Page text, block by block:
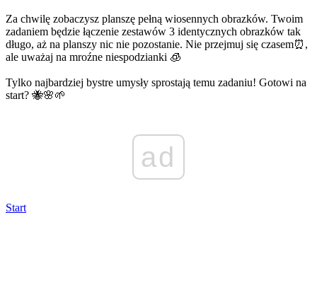
Za chwilę zobaczysz planszę pełną wiosennych obrazków. Twoim
zadaniem będzie łączenie zestawów 3 identycznych obrazków tak
długo, aż na planszy nic nie pozostanie. Nie przejmuj się czasem⏰,
ale uważaj na mroźne niespodzianki 🧊
Tylko najbardziej bystre umysły sprostają temu zadaniu! Gotowi na
start? 🐝🌸🌱
ad
Start